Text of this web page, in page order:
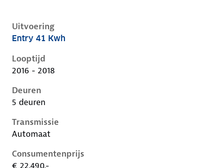
Uitvoering
Renault Zoe i, 41 kwh, 68 kW, Elektrisch, 5 deuren
Entry 41 Kwh
Looptijd
2016 - 2018
Deuren
5 deuren
Transmissie
Automaat
Consumentenprijs
€ 22.490,-